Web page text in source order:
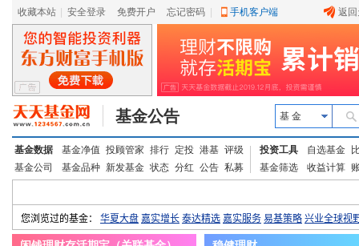
收藏本站 安全登录 免费开户 忘记密码 手机客户端 返
基金公告 基 金
基金数据 基金净值 投顾管家 排行 定投 港基 评级
基金公司
基金品种 新发基金 状态 分红 公告 私募
投资工具 自选基金
基金筛选
收益计算